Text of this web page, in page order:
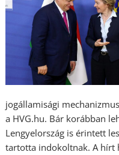
jogállamisági
a HVG.hu. Bár korábban
Lengyelország is érintett
tartotta indokoltnak. A hírt